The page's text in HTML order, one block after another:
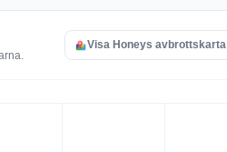
Visa Honeys avbrottskarta